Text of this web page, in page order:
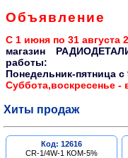
Объявление
С 1 июня по 31 августа
магазин
работы:
Понедельник-пятница c
Суббота,воскресенье
Хиты продаж
Код: 12616
CR-1/4W-1 КОМ-5%